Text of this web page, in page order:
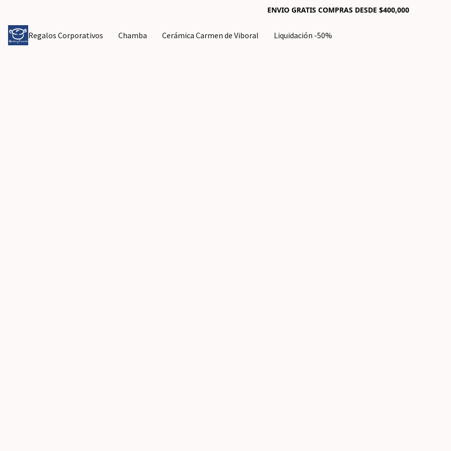
ENVIO GRATIS COMPRAS DESDE $400,000
Regalos Corporativos Chamba Cerámica Carmen de Viboral Liquidación -50%